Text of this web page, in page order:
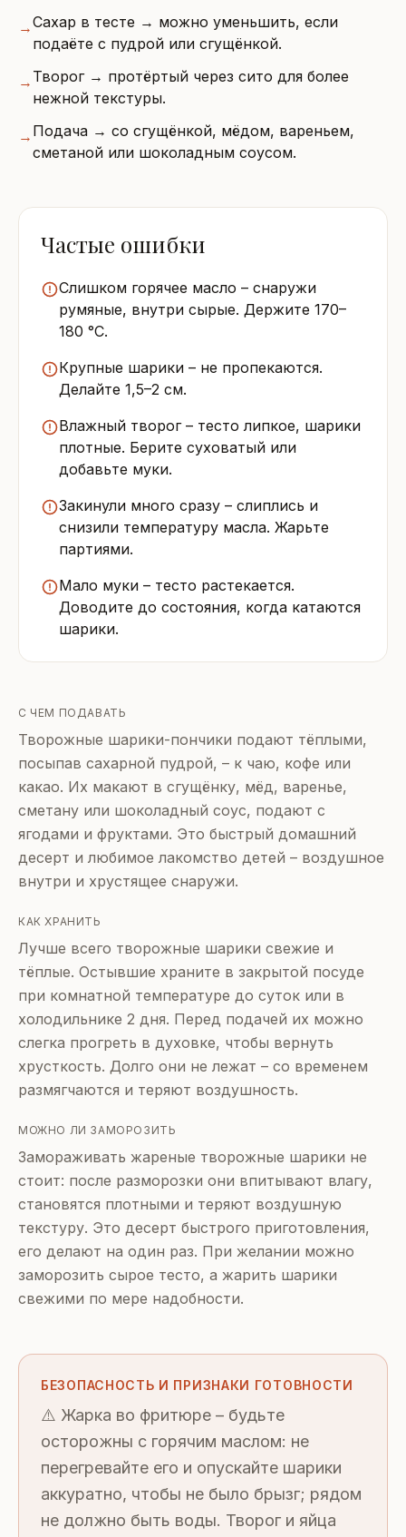
→Сахар в тесте → можно уменьшить, если
подаёте с пудрой или сгущёнкой.
→ Творог → протёртый через сито для более
нежной текстуры.
→ Подача → со сгущёнкой, мёдом, вареньем,
сметаной или шоколадным соусом.
Частые ошибки
Слишком горячее масло – снаружи
румяные, внутри сырые. Держите 170–
180 °C.
Крупные шарики – не пропекаются.
Делайте 1,5–2 см.
Влажный творог – тесто липкое, шарики
плотные. Берите суховатый или
добавьте муки.
Закинули много сразу – слиплись и
снизили температуру масла. Жарьте
партиями.
Мало муки – тесто растекается.
Доводите до состояния, когда катаются
шарики.
С ЧЕМ ПОДАВАТЬ
Творожные шарики-пончики подают тёплыми,
посыпав сахарной пудрой, – к чаю, кофе или
какао. Их макают в сгущёнку, мёд, варенье,
сметану или шоколадный соус, подают с
ягодами и фруктами. Это быстрый домашний
десерт и любимое лакомство детей – воздушное
внутри и хрустящее снаружи.
КАК ХРАНИТЬ
Лучше всего творожные шарики свежие и
тёплые. Остывшие храните в закрытой посуде
при комнатной температуре до суток или в
холодильнике 2 дня. Перед подачей их можно
слегка прогреть в духовке, чтобы вернуть
хрусткость. Долго они не лежат – со временем
размягчаются и теряют воздушность.
МОЖНО ЛИ ЗАМОРОЗИТЬ
Замораживать жареные творожные шарики не
стоит: после разморозки они впитывают влагу,
становятся плотными и теряют воздушную
текстуру. Это десерт быстрого приготовления,
его делают на один раз. При желании можно
заморозить сырое тесто, а жарить шарики
свежими по мере надобности.
БЕЗОПАСНОСТЬ И ПРИЗНАКИ ГОТОВНОСТИ
⚠️ Жарка во фритюре – будьте
осторожны с горячим маслом: не
перегревайте его и опускайте шарики
аккуратно, чтобы не было брызг; рядом
не должно быть воды. Творог и яйца